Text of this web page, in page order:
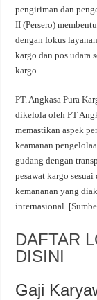
pengiriman dan
II (Persero)
dengan fokus
kargo dan pos udara
kargo.
PT. Angkasa Pura
dikelola oleh PT
memastikan aspek
keamanan
gudang dengan
pesawat kargo
kemananan yang
internasional. [
DAFTAR
DISINI
Gaji